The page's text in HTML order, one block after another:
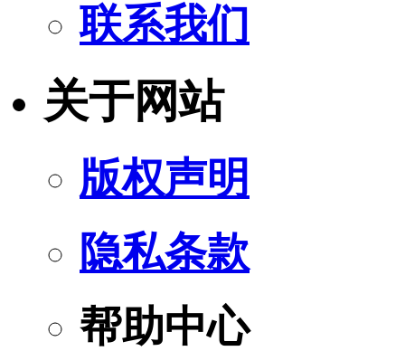
联系我们
关于网站
版权声明
隐私条款
帮助中心